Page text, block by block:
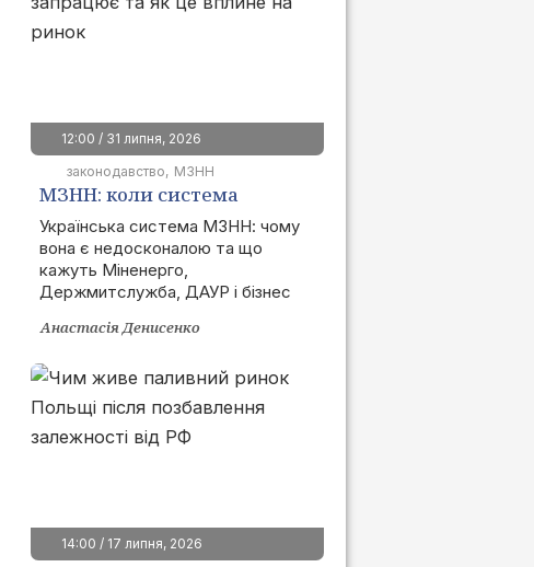
12:00 / 31 липня, 2026
законодавство
МЗНН
МЗНН: коли система
запрацює та як це вплине
на ринок
Українська система МЗНН: чому
вона є недосконалою та що
кажуть Міненерго,
Держмитслужба, ДАУР і бізнес
Анастасія Денисенко
14:00 / 17 липня, 2026